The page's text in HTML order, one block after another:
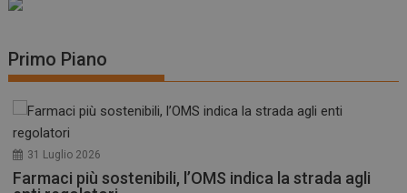
Primo Piano
31 Luglio 2026
Farmaci più sostenibili, l’OMS indica la strada agli